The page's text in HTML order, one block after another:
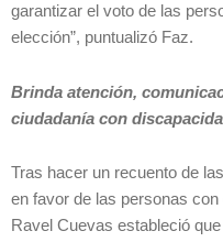
garantizar el voto de las
elección”, puntualizó Faz.
Brinda atención,
ciudadanía con
Tras hacer un recuento de
en favor de las personas
Ravel Cuevas estableció